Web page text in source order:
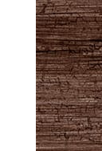
84g
86 Kč